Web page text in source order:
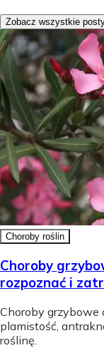
Zobacz wszystkie
Choroby roślin
Choroby
rozpoznać i
Choroby grzybowe
plamistość,
roślinę.